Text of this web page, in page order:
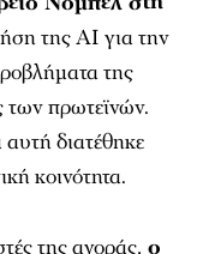
της AI για την
της
των πρωτεϊνών.
αυτή διατέθηκε
κοινότητα.
της αγοράς, ο